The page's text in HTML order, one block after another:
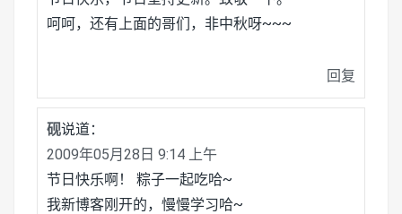
呵呵，还有上面的哥们，非中秋呀~~~
回复
砚说道：
2009年05月28日 9:14 上午
节日快乐啊！ 粽子一起吃哈~
我新博客刚开的，慢慢学习哈~